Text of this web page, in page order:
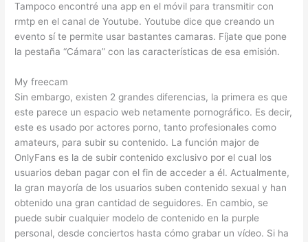
Tampoco encontré una app en el móvil para transmitir con
rmtp en el canal de Youtube. Youtube dice que creando un
evento sí te permite usar bastantes camaras. Fíjate que pone
la pestaña “Cámara” con las características de esa emisión.
My freecam
Sin embargo, existen 2 grandes diferencias, la primera es que
este parece un espacio web netamente pornográfico. Es decir,
este es usado por actores porno, tanto profesionales como
amateurs, para subir su contenido. La función major de
OnlyFans es la de subir contenido exclusivo por el cual los
usuarios deban pagar con el fin de acceder a él. Actualmente,
la gran mayoría de los usuarios suben contenido sexual y han
obtenido una gran cantidad de seguidores. En cambio, se
puede subir cualquier modelo de contenido en la purple
personal, desde conciertos hasta cómo grabar un vídeo. Si ha